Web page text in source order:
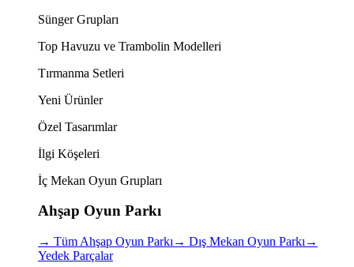
Sünger Grupları
Top Havuzu ve Trambolin Modelleri
Tırmanma Setleri
Yeni Ürünler
Özel Tasarımlar
İlgi Köşeleri
İç Mekan Oyun Grupları
Ahşap Oyun Parkı
→ Tüm Ahşap Oyun Parkı → Dış Mekan Oyun Parkı →
Yedek Parçalar